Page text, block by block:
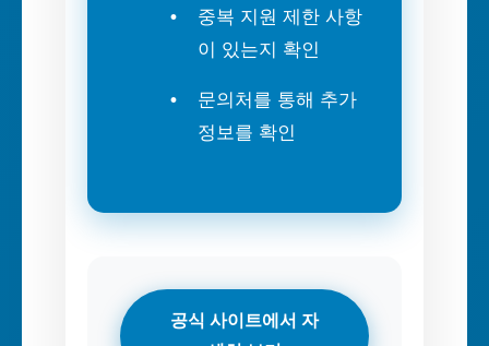
중복 지원 제한 사항
이 있는지 확인
문의처를 통해 추가
정보를 확인
공식 사이트에서 자